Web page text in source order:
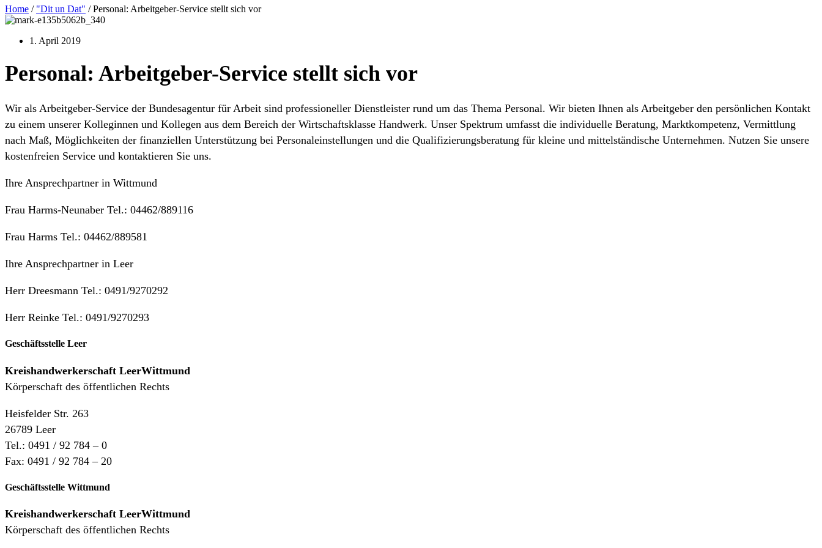
Home / "Dit un Dat" / Personal: Arbeitgeber-Service stellt sich vor
1. April 2019
Personal: Arbeitgeber-Service stellt sich vor
Wir als Arbeitgeber-Service der Bundesagentur für Arbeit sind professioneller Dienstleister rund um das Thema Personal. Wir bieten Ihnen als Arbeitgeber den persönlichen Kontakt
zu einem unserer Kolleginnen und Kollegen aus dem Bereich der Wirtschaftsklasse Handwerk. Unser Spektrum umfasst die individuelle Beratung, Marktkompetenz, Vermittlung
nach Maß, Möglichkeiten der finanziellen Unterstützung bei Personaleinstellungen und die Qualifizierungsberatung für kleine und mittelständische Unternehmen. Nutzen Sie unsere
kostenfreien Service und kontaktieren Sie uns.
Ihre Ansprechpartner in Wittmund
Frau Harms-Neunaber Tel.: 04462/889116
Frau Harms Tel.: 04462/889581
Ihre Ansprechpartner in Leer
Herr Dreesmann Tel.: 0491/9270292
Herr Reinke Tel.: 0491/9270293
Geschäftsstelle Leer
Kreishandwerkerschaft LeerWittmund
Körperschaft des öffentlichen Rechts
Heisfelder Str. 263
26789 Leer
Tel.: 0491 / 92 784 – 0
Fax: 0491 / 92 784 – 20
Geschäftsstelle Wittmund
Kreishandwerkerschaft LeerWittmund
Körperschaft des öffentlichen Rechts